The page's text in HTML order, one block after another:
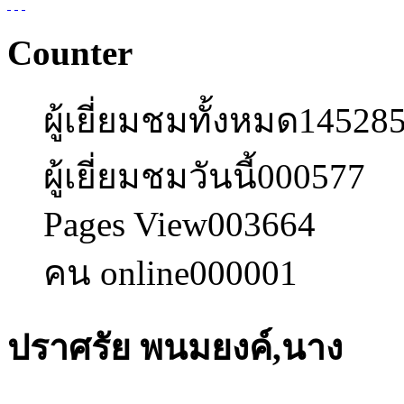
Counter
ผู้เยี่ยมชมทั้งหมด
ผู้เยี่ยมชมวันนี้000577
Pages View003664
คน online000001
ปราศรัย พนมยงค์,นาง